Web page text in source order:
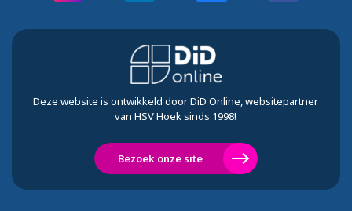
Deze website is ontwikkeld door DiD Online, websitepartner
van HSV Hoek sinds 1998!
Bezoek onze site